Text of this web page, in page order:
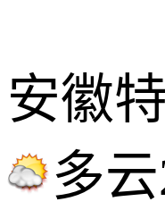
安徽
多云